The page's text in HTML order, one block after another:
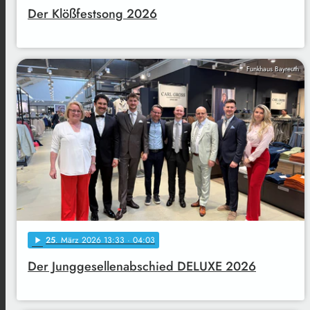
Der Klößfestsong 2026
Funkhaus Bayreuth
play_arrow 25. März 2026 13:33 · 04:03
Der Junggesellenabschied DELUXE 2026